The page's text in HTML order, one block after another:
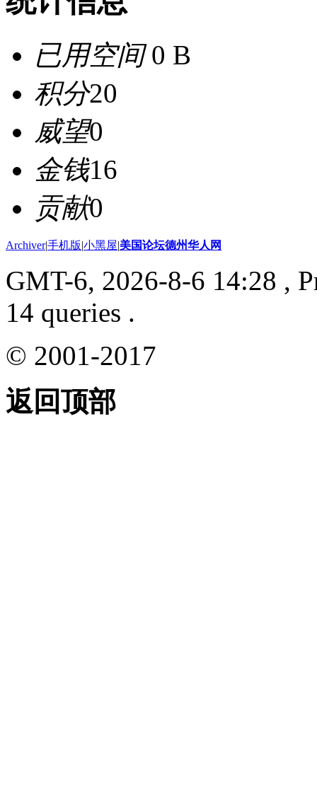
已用空间0 B
积分20
威望0
金钱16
贡献0
Archiver|手机版|小黑屋|美国论坛德州华人网
GMT-6, 2026-8-6 14:28 ,
14 queries .
© 2001-2017
返回顶部